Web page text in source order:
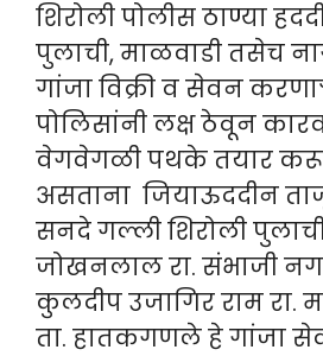
शिरोली पोलीस ठाण्या
पुलाची, माळवाडी तसेच
गांजा विक्री व सेवन
पोलिसांनी लक्ष ठेवून
वेगवेगळी पथके तयार
असताना जियाऊददीन
सनदे गल्ली शिरोली
जोखनलाल रा. संभाजी
कुलदीप उजागिर राम रा.
ता. हातकगणले हे गांजा